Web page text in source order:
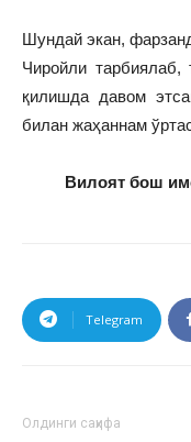
Шундай экан,
Чиройли тарбиялаб,
қилишда давом
билан жаҳаннам
Вилоят бош
Telegram
Олдинги саҳифа